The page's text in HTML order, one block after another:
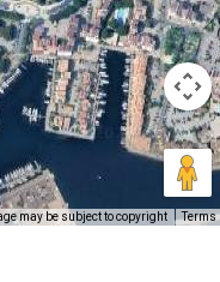
may be subject to copyright Terms